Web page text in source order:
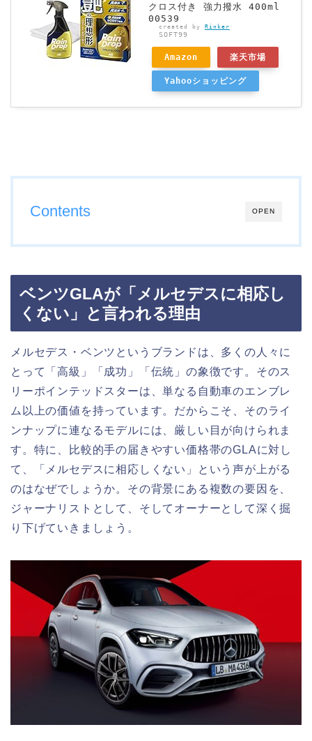
クロス付き 強力撥水 400ml
00539
created by Rinker
SOFT99
Amazon 楽天市場
Yahooショッピング
OPEN
Contents
ベンツGLAが「メルセデスに相応し
くない」と言われる理由
メルセデス・ベンツというブランドは、多くの人々に
とって「高級」「成功」「伝統」の象徴です。そのス
リーポインテッドスターは、単なる自動車のエンブレ
ム以上の価値を持っています。だからこそ、そのライ
ンナップに連なるモデルには、厳しい目が向けられま
す。特に、比較的手の届きやすい価格帯のGLAに対し
て、「メルセデスに相応しくない」という声が上がる
のはなぜでしょうか。その背景にある複数の要因を、
ジャーナリストとして、そしてオーナーとして深く掘
り下げていきましょう。